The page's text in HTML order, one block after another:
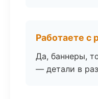
Работаете с
Да, баннеры,
— детали в